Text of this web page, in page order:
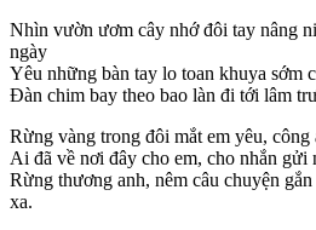
Nhìn vườn ươm cây nhớ đôi tay nâng
ngày
Yêu những bàn tay lo toan khuya sớm
Đàn chim bay theo bao làn đi tới lâm
Rừng vàng trong đôi mắt em yêu, công
Ai đã về nơi đây cho em, cho nhắn gửi
Rừng thương anh, nêm câu chuyện
xa.